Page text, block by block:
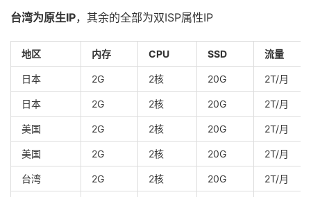
台湾为原生IP，其余的全部为双ISP属性IP
地区 内存 CPU SSD 流量
日本 2G 2核 20G 2T/月
日本 2G 2核 20G 2T/月
美国 2G 2核 20G 2T/月
美国 2G 2核 20G 2T/月
台湾 2G 2核 20G 2T/月